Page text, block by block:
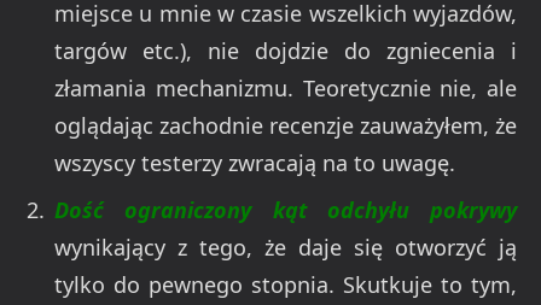
miejsce u mnie w czasie wszelkich wyjazdów,
targów etc.), nie dojdzie do zgniecenia i
złamania mechanizmu. Teoretycznie nie, ale
oglądając zachodnie recenzje zauważyłem, że
wszyscy testerzy zwracają na to uwagę.
Dość ograniczony kąt odchyłu pokrywy
wynikający z tego, że daje się otworzyć ją
tylko do pewnego stopnia. Skutkuje to tym,